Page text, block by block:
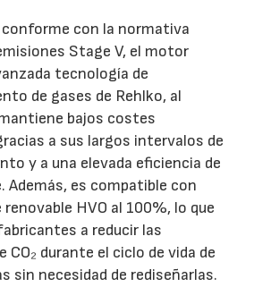
con la normativa
Stage V, el motor
tecnología de
de gases de Rehlko, al
bajos costes
a sus largos intervalos de
y a una elevada eficiencia de
Además, es compatible con
HVO al 100%, lo que
a reducir las
CO₂ durante el ciclo de vida de
sin necesidad de rediseñarlas.